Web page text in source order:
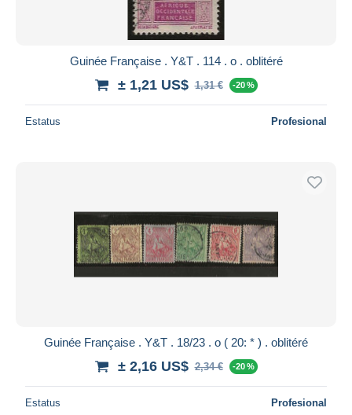
Guinée Française . Y&T . 114 . o . oblitéré
± 1,21 US$ 1,31 € -20 %
Estatus Profesional
Guinée Française . Y&T . 18/23 . o ( 20: * ) . oblitéré
± 2,16 US$ 2,34 € -20 %
Estatus Profesional